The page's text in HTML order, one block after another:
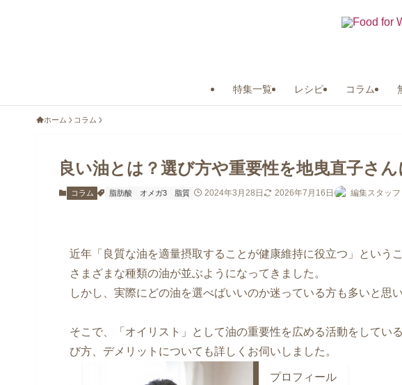
特集一覧 レシピ コラム
ホーム コラム
良い油とは？選び方や重要性を地曳直子さ
コラム 脂肪酸 オメガ3 脂質 2024年3月28日 2026年7月16日 編集スタッ
近年「良質な油を適量摂取することが健康維持に役立つ」という
さまざまな種類の油が並ぶようになってきました。
しかし、実際にどの油を選べばいいのか迷っている方も多いと思い
そこで、「オイリスト」として油の重要性を広める活動をしてい
び方、デメリットについても詳しくお伺いしました。
プロフィール